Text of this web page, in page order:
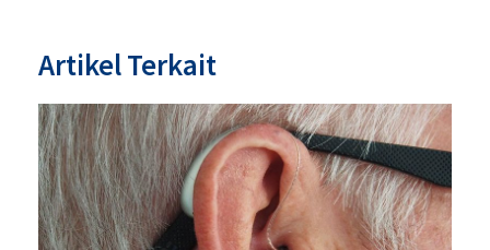
Artikel Terkait